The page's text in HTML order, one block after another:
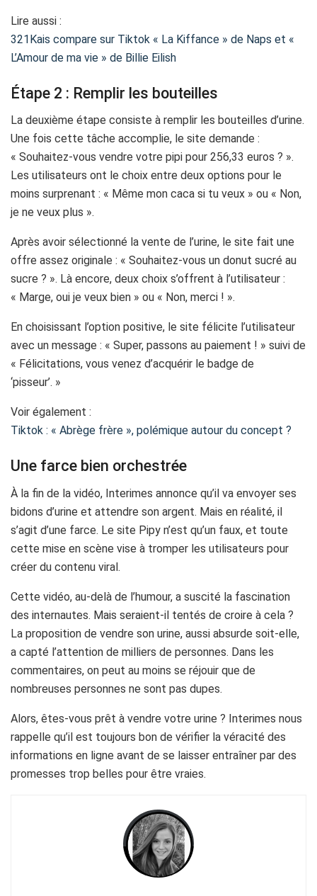
Lire aussi :
321Kais compare sur Tiktok « La Kiffance » de Naps et «
L’Amour de ma vie » de Billie Eilish
Étape 2 : Remplir les bouteilles
La deuxième étape consiste à remplir les bouteilles d’urine.
Une fois cette tâche accomplie, le site demande :
« Souhaitez-vous vendre votre pipi pour 256,33 euros ? ».
Les utilisateurs ont le choix entre deux options pour le
moins surprenant : « Même mon caca si tu veux » ou « Non,
je ne veux plus ».
Après avoir sélectionné la vente de l’urine, le site fait une
offre assez originale : « Souhaitez-vous un donut sucré au
sucre ? ». Là encore, deux choix s’offrent à l’utilisateur :
« Marge, oui je veux bien » ou « Non, merci ! ».
En choisissant l’option positive, le site félicite l’utilisateur
avec un message : « Super, passons au paiement ! » suivi de
« Félicitations, vous venez d’acquérir le badge de
‘pisseur’. »
Voir également :
Tiktok : « Abrège frère », polémique autour du concept ?
Une farce bien orchestrée
À la fin de la vidéo, Interimes annonce qu’il va envoyer ses
bidons d’urine et attendre son argent. Mais en réalité, il
s’agit d’une farce. Le site Pipy n’est qu’un faux, et toute
cette mise en scène vise à tromper les utilisateurs pour
créer du contenu viral.
Cette vidéo, au-delà de l’humour, a suscité la fascination
des internautes. Mais seraient-il tentés de croire à cela ?
La proposition de vendre son urine, aussi absurde soit-elle,
a capté l’attention de milliers de personnes. Dans les
commentaires, on peut au moins se réjouir que de
nombreuses personnes ne sont pas dupes.
Alors, êtes-vous prêt à vendre votre urine ? Interimes nous
rappelle qu’il est toujours bon de vérifier la véracité des
informations en ligne avant de se laisser entraîner par des
promesses trop belles pour être vraies.